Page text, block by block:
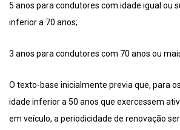
5 anos para condutores com idade igual ou
inferior a 70 anos;
3 anos para condutores com 70 anos ou
O texto-base inicialmente previa que, para
idade inferior a 50 anos que exercessem
em veículo, a periodicidade de renovação